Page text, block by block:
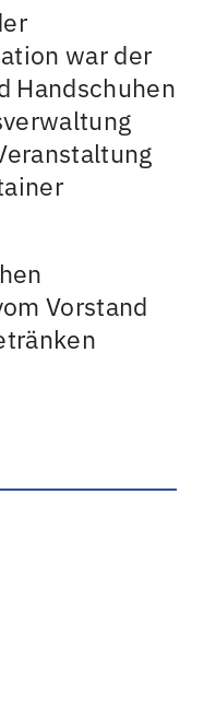
war der
Handschuhen
Vorstand